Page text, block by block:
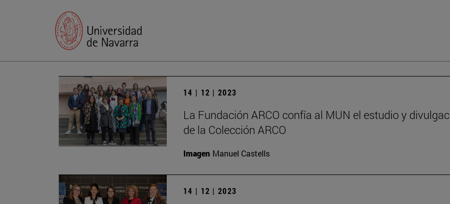
14 | 12 | 2023
La Fundación ARCO confía al MUN el estudio y
de la Colección ARCO
Imagen Manuel Castells
14 | 12 | 2023